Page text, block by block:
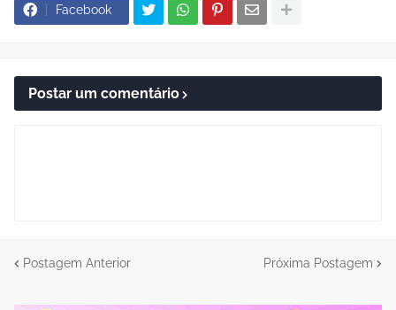
Facebook
Postar um comentário
Postagem Anterior Próxima Postagem